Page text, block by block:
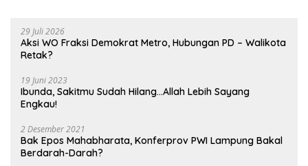
29 Juli 2026
Aksi WO Fraksi Demokrat Metro, Hubungan PD – Walikota
Retak?
19 Juni 2023
Ibunda, Sakitmu Sudah Hilang…Allah Lebih Sayang
Engkau!
2 Desember 2021
Bak Epos Mahabharata, Konferprov PWI Lampung Bakal
Berdarah-Darah?